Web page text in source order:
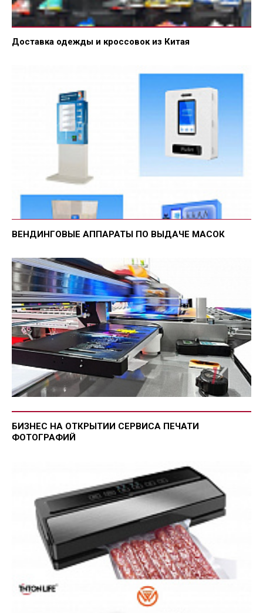
Доставка одежды и кроссовок из Китая
ВЕНДИНГОВЫЕ АППАРАТЫ ПО ВЫДАЧЕ МАСОК
БИЗНЕС НА ОТКРЫТИИ СЕРВИСА ПЕЧАТИ
ФОТОГРАФИЙ